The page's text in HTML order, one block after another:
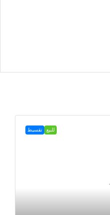
للبيع تقسيط